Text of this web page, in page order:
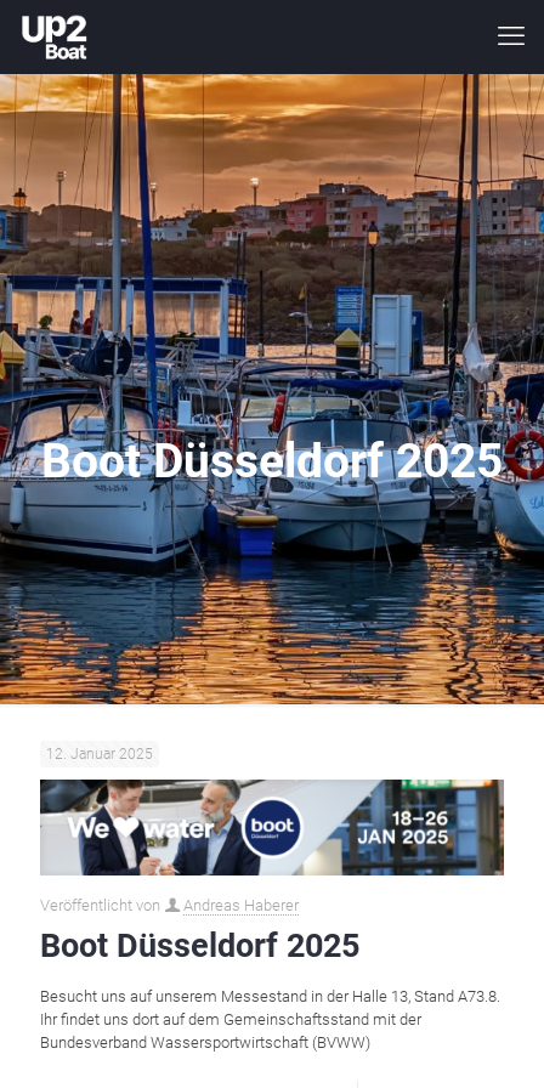
Boot Düsseldorf 2025
12. Januar 2025
Veröffentlicht von Andreas Haberer
Boot Düsseldorf 2025
Besucht uns auf unserem Messestand in der Halle 13, Stand A73.8.
Ihr findet uns dort auf dem Gemeinschaftsstand mit der
Bundesverband Wassersportwirtschaft (BVWW)